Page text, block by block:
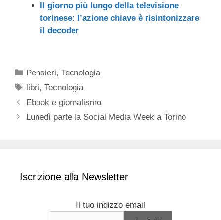
Il giorno più lungo della televisione
torinese: l’azione chiave è risintonizzare
il decoder
Categorie
Pensieri,Tecnologia
Tag
libri,Tecnologia
Ebook e giornalismo
Lunedì parte la Social Media Week a Torino
Iscrizione alla Newsletter
Il tuo indizzo email